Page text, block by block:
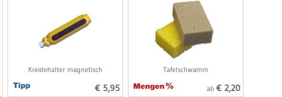
Kreidehalter magnetisch
€ 5,95
Tafelschwamm
ab € 2,20